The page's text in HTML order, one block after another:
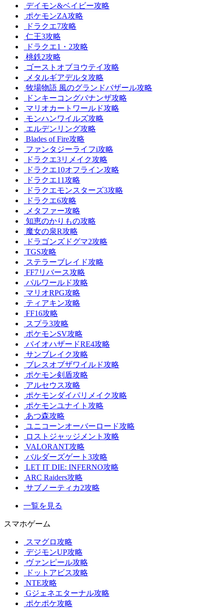
デイモン&ベイビー攻略
ポケモンZA攻略
ドラクエ7攻略
仁王3攻略
ドラクエ1・2攻略
桃鉄2攻略
ゴーストオブヨウテイ攻略
メタルギアデルタ攻略
牧場物語 風のグランドバザール攻略
ドンキーコングバナンザ攻略
マリオカートワールド攻略
モンハンワイルズ攻略
エルデンリング攻略
Blades of Fire攻略
ファンタジーライフi攻略
ドラクエ3リメイク攻略
ドラクエ10オフライン攻略
ドラクエ11攻略
ドラクエモンスターズ3攻略
ドラクエ6攻略
メタファー攻略
知恵のかりもの攻略
魔女の泉R攻略
ドラゴンズドグマ2攻略
TGS攻略
ステラーブレイド攻略
FF7リバース攻略
パルワールド攻略
マリオRPG攻略
ティアキン攻略
FF16攻略
スプラ3攻略
ポケモンSV攻略
バイオハザードRE4攻略
サンブレイク攻略
ブレスオブザワイルド攻略
ポケモン剣盾攻略
アルセウス攻略
ポケモンダイパリメイク攻略
ポケモンユナイト攻略
あつ森攻略
ユニコーンオーバーロード攻略
ロストジャッジメント攻略
VALORANT攻略
バルダーズゲート3攻略
LET IT DIE: INFERNO攻略
ARC Raiders攻略
サブノーティカ2攻略
一覧を見る
スマホゲーム
スマグロ攻略
デジモンUP攻略
ヴァンピール攻略
ドットアビス攻略
NTE攻略
Gジェネエターナル攻略
ポケポケ攻略